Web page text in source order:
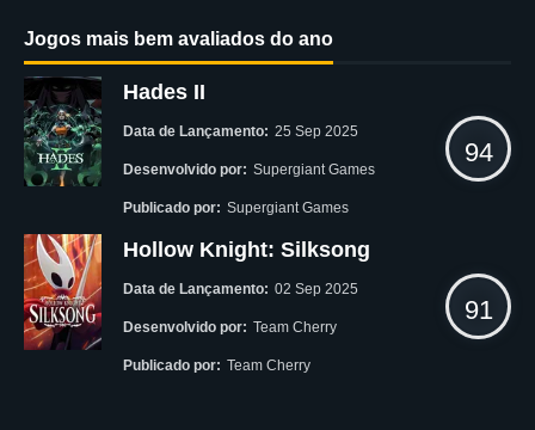
Jogos mais bem avaliados do ano
Hades II
Data de Lançamento: 25 Sep 2025
Desenvolvido por: Supergiant Games
Publicado por: Supergiant Games
94
Hollow Knight: Silksong
Data de Lançamento: 02 Sep 2025
Desenvolvido por: Team Cherry
Publicado por: Team Cherry
91